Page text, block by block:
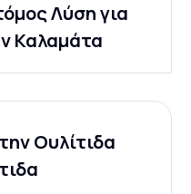
Λύση για
Καλαμάτα
Ουλίτιδα